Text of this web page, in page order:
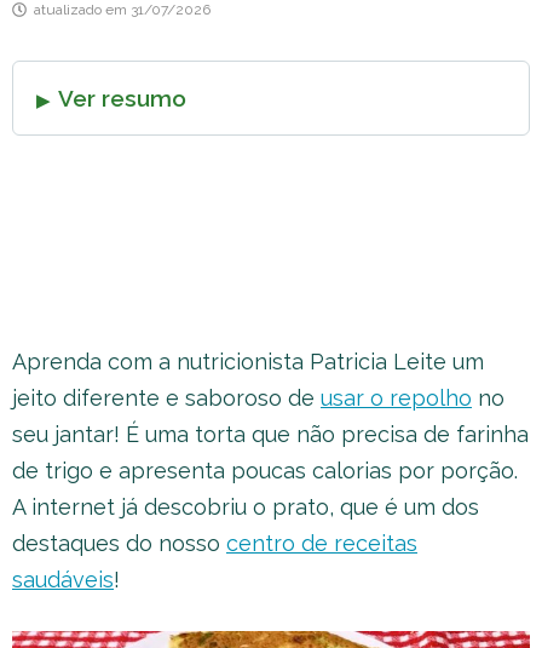
atualizado em 31/07/2026
Ver resumo
Aprenda com a nutricionista Patricia Leite um
jeito diferente e saboroso de usar o repolho no
seu jantar! É uma torta que não precisa de farinha
de trigo e apresenta poucas calorias por porção.
A internet já descobriu o prato, que é um dos
destaques do nosso centro de receitas
saudáveis!